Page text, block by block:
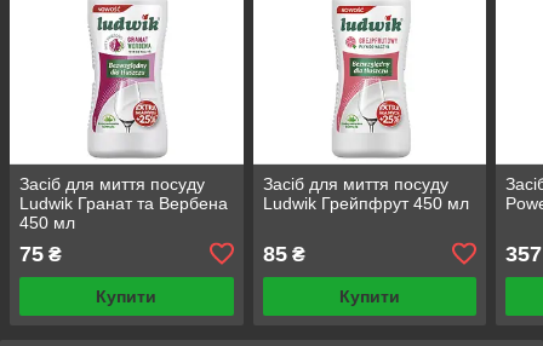
Засіб для миття посуду
Ludwik Гранат та Вербена
450 мл
75 ₴
Купити
Засіб для миття посуду
Ludwik Грейпфрут 450 мл
85₴
Купити
357